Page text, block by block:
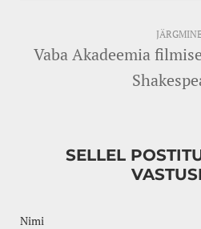
JÄRGMINE
Vaba Akadeemia
SELLEL
Nimi